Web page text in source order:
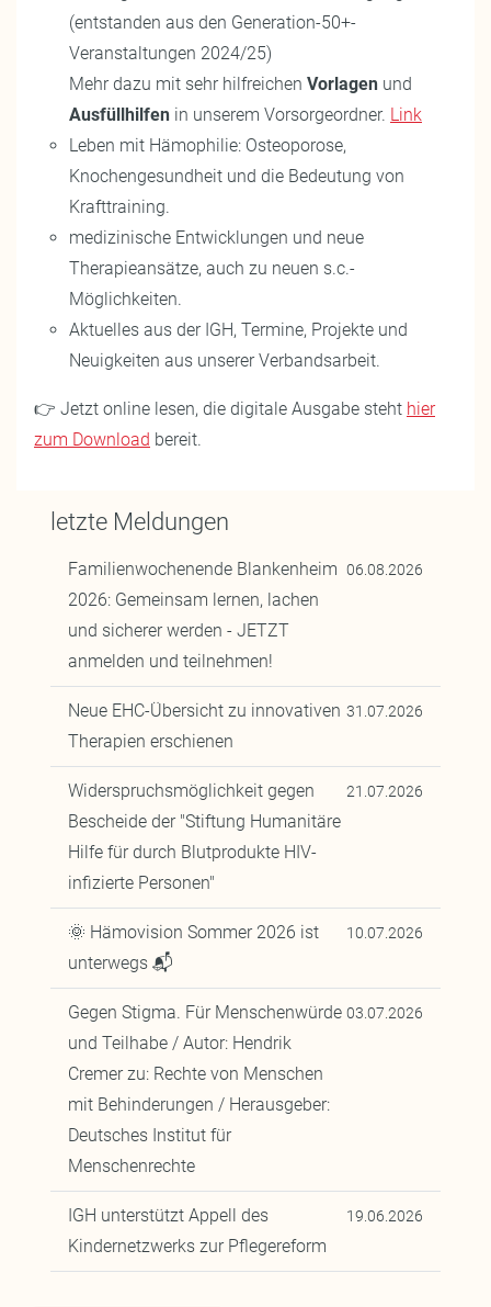
(entstanden aus den Generation-50+-
Veranstaltungen 2024/25)
Mehr dazu mit sehr hilfreichen Vorlagen und
Ausfüllhilfen in unserem Vorsorgeordner. Link
Leben mit Hämophilie: Osteoporose,
Knochengesundheit und die Bedeutung von
Krafttraining.
medizinische Entwicklungen und neue
Therapieansätze, auch zu neuen s.c.-
Möglichkeiten.
Aktuelles aus der IGH, Termine, Projekte und
Neuigkeiten aus unserer Verbandsarbeit.
👉 Jetzt online lesen, die digitale Ausgabe steht hier
zum Download bereit.
letzte Meldungen
Familienwochenende Blankenheim
2026: Gemeinsam lernen, lachen
und sicherer werden - JETZT
anmelden und teilnehmen!
06.08.2026
Neue EHC-Übersicht zu innovativen
Therapien erschienen
31.07.2026
Widerspruchsmöglichkeit gegen
Bescheide der "Stiftung Humanitäre
Hilfe für durch Blutprodukte HIV-
infizierte Personen"
21.07.2026
🌞 Hämovision Sommer 2026 ist
unterwegs 📬
10.07.2026
Gegen Stigma. Für Menschenwürde
und Teilhabe / Autor: Hendrik
Cremer zu: Rechte von Menschen
mit Behinderungen / Herausgeber:
Deutsches Institut für
Menschenrechte
03.07.2026
IGH unterstützt Appell des
Kindernetzwerks zur Pflegereform
19.06.2026